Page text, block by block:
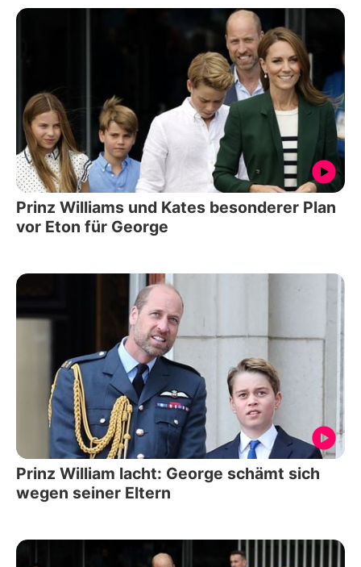
Prinz Williams und Kates besonderer Plan
vor Eton für George
Prinz William lacht: George schämt sich
wegen seiner Eltern